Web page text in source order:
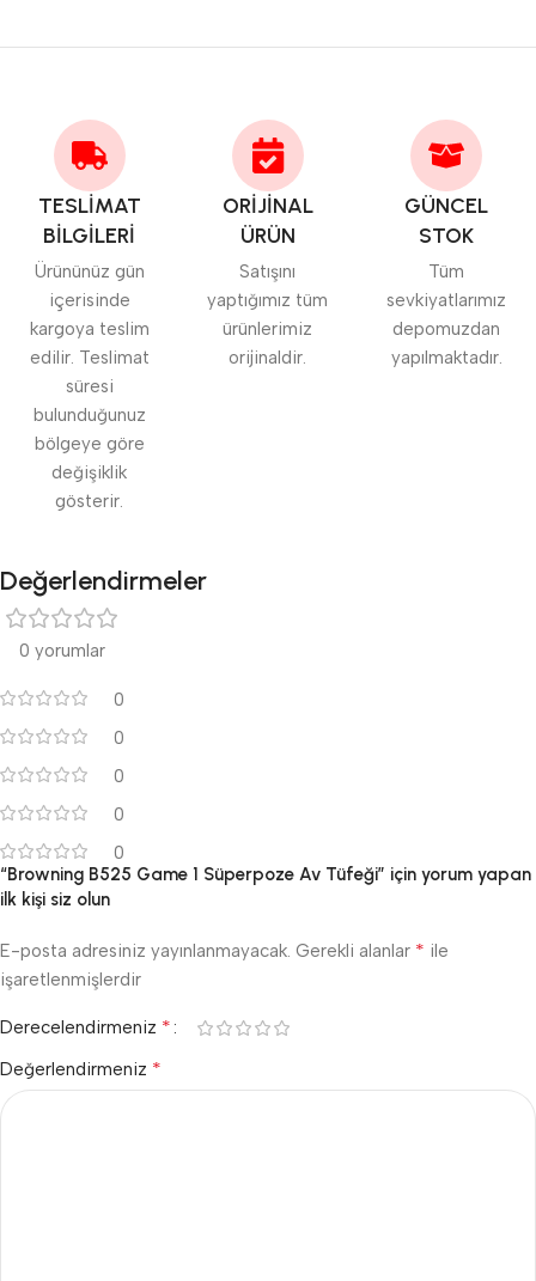
TESLİMAT
BİLGİLERİ
Ürününüz gün
içerisinde
kargoya teslim
edilir. Teslimat
süresi
bulunduğunuz
bölgeye göre
değişiklik
gösterir.
ORİJİNAL
ÜRÜN
Satışını
yaptığımız tüm
ürünlerimiz
orijinaldir.
GÜNCEL
STOK
Tüm
sevkiyatlarımız
depomuzdan
yapılmaktadır.
Değerlendirmeler
0 yorumlar
0
0
0
0
0
“Browning B525 Game 1 Süperpoze Av Tüfeği” için yorum yapan
ilk kişi siz olun
E-posta adresiniz yayınlanmayacak. Gerekli alanlar * ile
işaretlenmişlerdir
Derecelendirmeniz *
Değerlendirmeniz *